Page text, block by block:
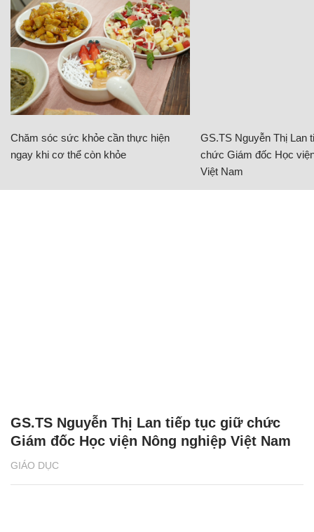
Chăm sóc sức khỏe cần thực hiện
ngay khi cơ thể còn khỏe
GS.TS Nguyễn Thị Lan
chức Giám đốc Học
Việt Nam
GIÁO DỤC
GS.TS Nguyễn Thị Lan tiếp tục giữ chức
Giám đốc Học viện Nông nghiệp Việt Nam